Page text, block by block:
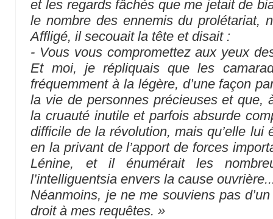
et les regards fâchés que me jetait de
le nombre des ennemis du prolétariat,
Affligé, il secouait la tête et disait :
- Vous vous compromettez aux yeux
Et moi, je répliquais que les
fréquemment à la légère, d’une façon
la vie de personnes précieuses et que,
la cruauté inutile et parfois absurde
difficile de la révolution, mais qu’elle lui
en la privant de l’apport de forces
Lénine, et il énumérait les
l’intelliguentsia envers la cause
Néanmoins, je ne me souviens pas
droit à mes requêtes. »